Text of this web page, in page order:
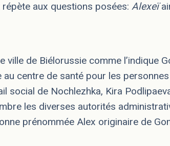
aux questions posées: Alexeï
ville de Biélorussie comme l’indique
au centre de santé pour les
social de Nochlezhka, Kira
les diverses autorités
prénommée Alex originaire de